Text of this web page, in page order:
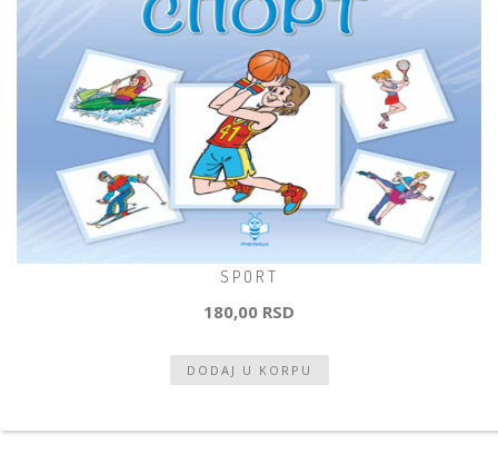
SPORT
180,00 RSD